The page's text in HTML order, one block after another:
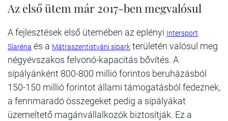
Az első ütem már 2017-ben megvalósul
A fejlesztések első ütemében az eplényi Intersport
Síaréna és a Mátraszentistváni sípark területén valósul meg
négyévszakos felvonó-kapacitás bővítés. A
sípályánként 800-800 millió forintos beruházásból
150-150 millió forintot állami támogatásból fedeznek,
a fennmaradó összegeket pedig a sípályákat
üzemeltető magánvállalkozók biztosítják. Ez a